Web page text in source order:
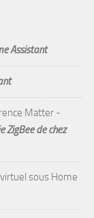
Assistant
Matter -
ZigBee de chez
sous Home